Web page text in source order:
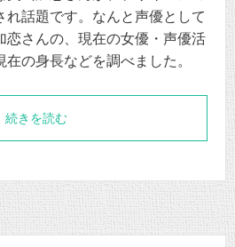
れ話題です。なんと声優として
恋さんの、現在の女優・声優活
の身長などを調べました。
続きを読む